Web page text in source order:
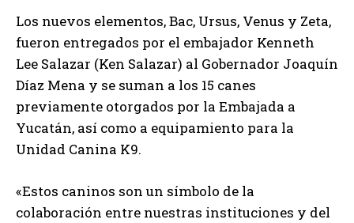
Los nuevos elementos, Bac, Ursus, Venus y Zeta,
fueron entregados por el embajador Kenneth
Lee Salazar (Ken Salazar) al Gobernador Joaquín
Díaz Mena y se suman a los 15 canes
previamente otorgados por la Embajada a
Yucatán, así como a equipamiento para la
Unidad Canina K9.
«Estos caninos son un símbolo de la
colaboración entre nuestras instituciones y del